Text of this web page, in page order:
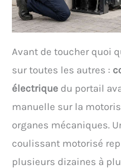
Avant de toucher quoi
sur toutes les autres :
électrique du portail
manuelle sur la
organes mécaniques.
coulissant motorisé
plusieurs dizaines à